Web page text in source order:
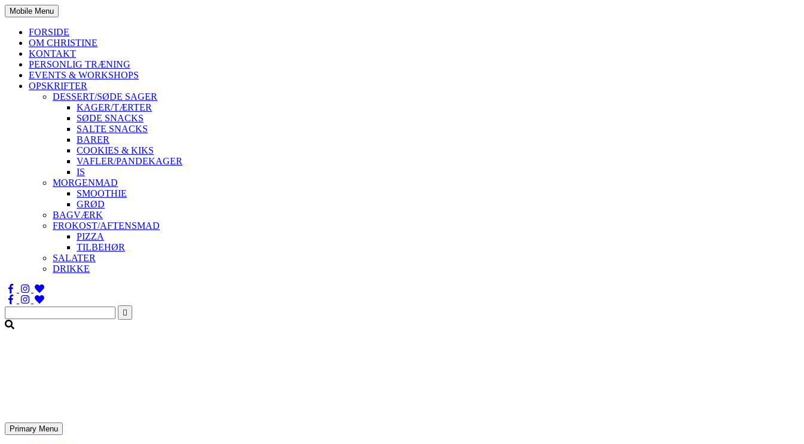
Mobile Menu
FORSIDE
OM CHRISTINE
KONTAKT
PERSONLIG TRÆNING
EVENTS & WORKSHOPS
OPSKRIFTER
DESSERT/SØDE SAGER
KAGER/TÆRTER
SØDE SNACKS
SALTE SNACKS
BARER
COOKIES & KIKS
VAFLER/PANDEKAGER
IS
MORGENMAD
SMOOTHIE
GRØD
BAGVÆRK
FROKOST/AFTENSMAD
PIZZA
TILBEHØR
SALATER
DRIKKE
Søg
efter:
Primary Menu